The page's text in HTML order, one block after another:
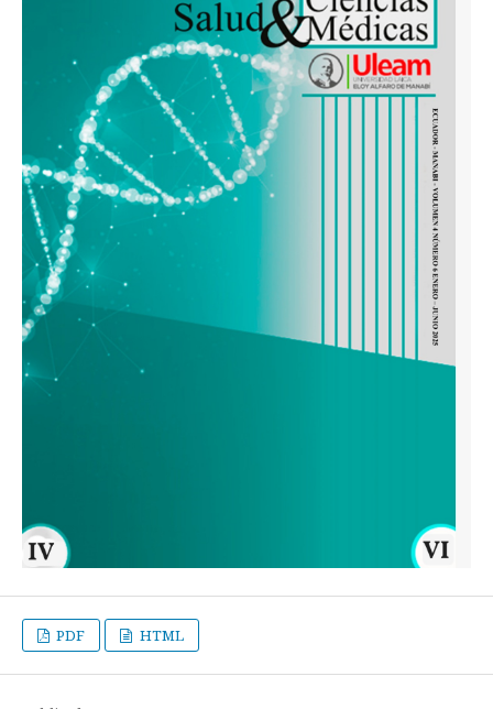
PDF HTML